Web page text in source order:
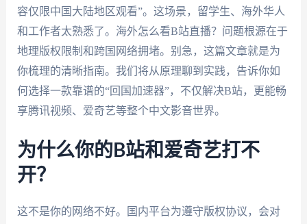
容仅限中国大陆地区观看”。这场景，留学生、海外华人
和工作者太熟悉了。海外怎么看B站直播？问题根源在于
地理版权限制和跨国网络拥堵。别急，这篇文章就是为
你梳理的清晰指南。我们将从原理聊到实践，告诉你如
何选择一款靠谱的“回国加速器”，不仅解决B站，更能畅
享腾讯视频、爱奇艺等整个中文影音世界。
为什么你的B站和爱奇艺打不
开？
这不是你的网络不好。国内平台为遵守版权协议，会对